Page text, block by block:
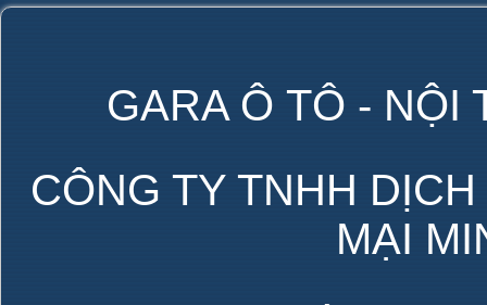
GARA Ô TÔ - NỘI
CÔNG TY TNHH
MẠI